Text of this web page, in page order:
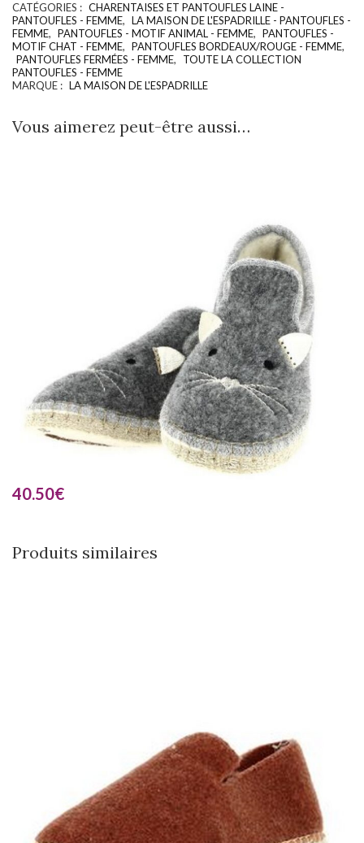
CATÉGORIES : CHARENTAISES ET PANTOUFLES LAINE -
PANTOUFLES - FEMME, LA MAISON DE L'ESPADRILLE - PANTOUFLES -
FEMME, PANTOUFLES - MOTIF ANIMAL - FEMME, PANTOUFLES -
MOTIF CHAT - FEMME, PANTOUFLES BORDEAUX/ROUGE - FEMME,
PANTOUFLES FERMÉES - FEMME,
TOUTE LA COLLECTION
PANTOUFLES - FEMME
MARQUE : LA MAISON DE L'ESPADRILLE
Vous aimerez peut-être aussi…
40.50€
Produits similaires